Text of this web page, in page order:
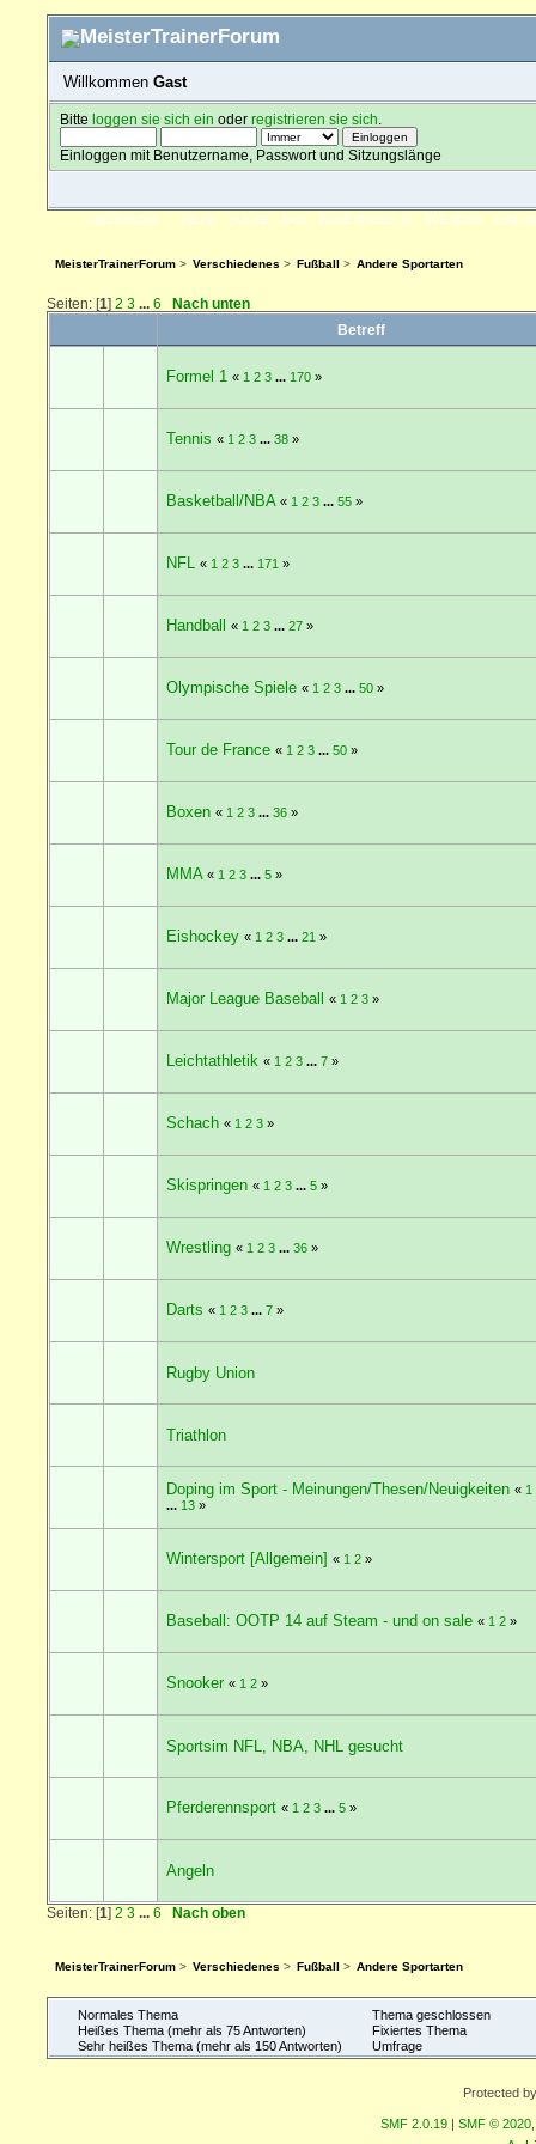
Willkommen Gast
Bitteloggen sie sich ein oderregistrieren sie sich
Einloggen mit Benutzername, Passwort und Sitzungslänge
ÜBERSICHT HILFE SUCHE FAQ FORENREGELN SPENDEN
MeisterTrainerForum> Verschiedenes > Fußball > Andere Sportarten
Seiten: [1]2 3 ...6
Nach unten
Betreff
Formel 1 « 1 2 3 ... 170»
Tennis « 1 2 3 ... 38»
Basketball/NBA « 1 2 3 ... 55»
NFL « 1 2 3 ... 171 »
Handball « 1 2 3 ... 27»
Olympische Spiele « 1 2 3 ... 50»
Tour de France « 1 2 3 ... 50»
Boxen « 1 2 3 ... 36»
MMA « 1 2 3 ... 5»
Eishockey « 1 2 3 ... 21 »
Major League Baseball « 1 2 3»
Leichtathletik « 1 2 3 ... 7»
Schach « 1 2 3»
Skispringen « 1 2 3 ... 5»
Wrestling « 1 2 3 ... 36»
Darts « 1 2 3 ... 7»
Rugby Union
Triathlon
Doping im Sport - Meinungen/Thesen/Neuigkeiten « 1
... 13»
Wintersport [Allgemein] « 1 2»
Baseball: OOTP 14 auf Steam - und on sale « 1 2»
Snooker « 1 2»
Sportsim NFL, NBA, NHL gesucht
Pferderennsport « 1 2 3 ... 5»
Angeln
Seiten: [1]2 3 ...6 Nach oben
MeisterTrainerForum> Verschiedenes > Fußball > Andere Sportarten
Normales Thema
Heißes Thema (mehr als 75 Antworten)
Sehr heißes Thema (mehr als 150 Antworten)
Thema geschlossen
Fixiertes Thema
Umfrage
Protected
SMF 2.0.19 SMF © 2020